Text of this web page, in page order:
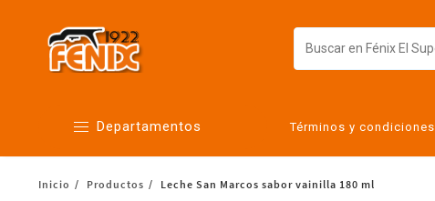
Departamentos
Alimentos
Términos y condiciones
Inicio Productos Leche San Marcos sabor vainilla 180 ml